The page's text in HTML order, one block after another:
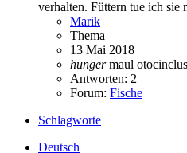
verhalten. Füttern tue ich
Marik
Thema
13 Mai 2018
hunger maul otocinclus
Antworten: 2
Forum: Fische
Schlagworte
Deutsch